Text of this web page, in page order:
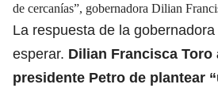
de cercanías”, gobernadora Dilian
La respuesta de la
esperar. Dilian Francisca Toro
presidente Petro de plantear